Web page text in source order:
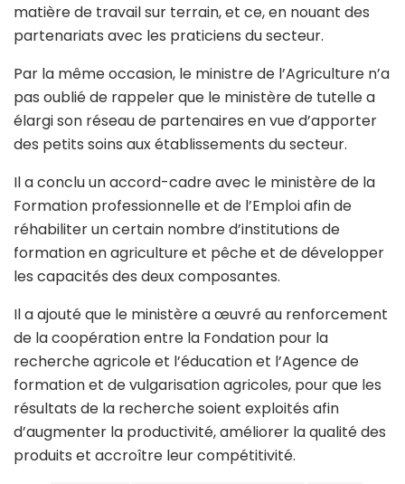
matière de travail sur terrain, et ce, en nouant des
partenariats avec les praticiens du secteur.
Par la même occasion, le ministre de l’Agriculture n’a
pas oublié de rappeler que le ministère de tutelle a
élargi son réseau de partenaires en vue d’apporter
des petits soins aux établissements du secteur.
Il a conclu un accord-cadre avec le ministère de la
Formation professionnelle et de l’Emploi afin de
réhabiliter un certain nombre d’institutions de
formation en agriculture et pêche et de développer
les capacités des deux composantes.
Il a ajouté que le ministère a œuvré au renforcement
de la coopération entre la Fondation pour la
recherche agricole et l’éducation et l’Agence de
formation et de vulgarisation agricoles, pour que les
résultats de la recherche soient exploités afin
d’augmenter la productivité, améliorer la qualité des
produits et accroître leur compétitivité.